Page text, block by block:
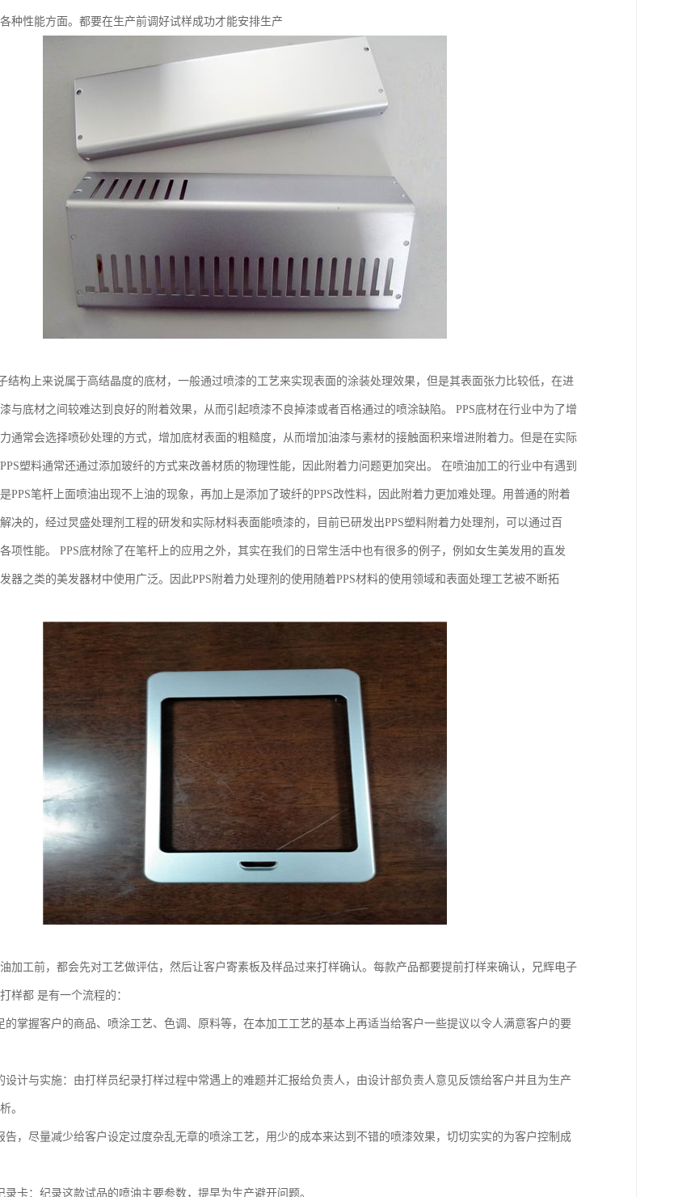
种性能方面。都要在生产前调好试样成功才能安排生产
结构上来说属于高结晶度的底材，一般通过喷漆的工艺来实现表面的涂装处理效果，但是其表面张力比较低，在进
与底材之间较难达到良好的附着效果，从而引起喷漆不良掉漆或者百格通过的喷涂缺陷。 PPS底材在行业中为了增
通常会选择喷砂处理的方式，增加底材表面的粗糙度，从而增加油漆与素材的接触面积来增进附着力。但是在实际
塑料通常还通过添加玻纤的方式来改善材质的物理性能，因此附着力问题更加突出。 在喷油加工的行业中有遇到
PPS笔杆上面喷油出现不上油的现象，再加上是添加了玻纤的PPS改性料，因此附着力更加难处理。用普通的附着
决的，经过炅盛处理剂工程的研发和实际材料表面能喷漆的，目前已研发出PPS塑料附着力处理剂，可以通过百
项性能。 PPS底材除了在笔杆上的应用之外，其实在我们的日常生活中也有很多的例子，例如女生美发用的直发
器之类的美发器材中使用广泛。因此PPS附着力处理剂的使用随着PPS材料的使用领域和表面处理工艺被不断拓
加工前，都会先对工艺做评估，然后让客户寄素板及样品过来打样确认。每款产品都要提前打样来确认，兄辉电子
样都 是有一个流程的：
握客户的商品、喷涂工艺、色调、原料等，在本加工工艺的基本上再适当给客户一些提议以令人满意客户的要
与实施：由打样员纪录打样过程中常遇上的难题并汇报给负责人，由设计部负责人意见反馈给客户并且为生产
。
尽量减少给客户设定过度杂乱无章的喷涂工艺，用少的成本来达到不错的喷漆效果，切切实实的为客户控制成
：纪录这款试品的喷油主要参数，提早为生产避开问题。